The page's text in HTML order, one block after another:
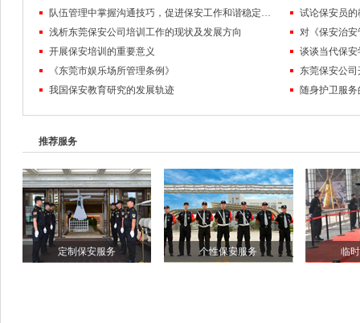
队伍管理中掌握沟通技巧，促进保安工作和谐稳定发展
试论保安员
浅析东莞保安公司培训工作的现状及发展方向
对《保安治
开展保安培训的重要意义
谈谈当代保
《东莞市娱乐场所管理条例》
东莞保安公
我国保安教育研究的发展轨迹
随身护卫服
推荐服务
定制保安服务 个性保安服务 临